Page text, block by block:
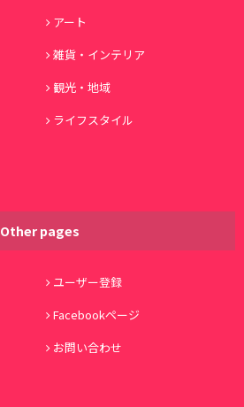
アート
雑貨・インテリア
観光・地域
ライフスタイル
Other pages
ユーザー登録
Facebookページ
お問い合わせ